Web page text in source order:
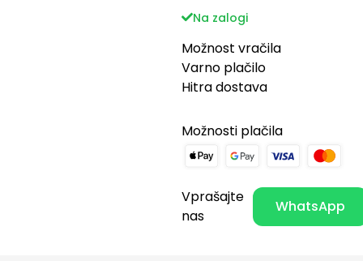
Na zalogi
Možnost vračila
Varno plačilo
Hitra dostava
Možnosti plačila
Vprašajte
nas
WhatsApp